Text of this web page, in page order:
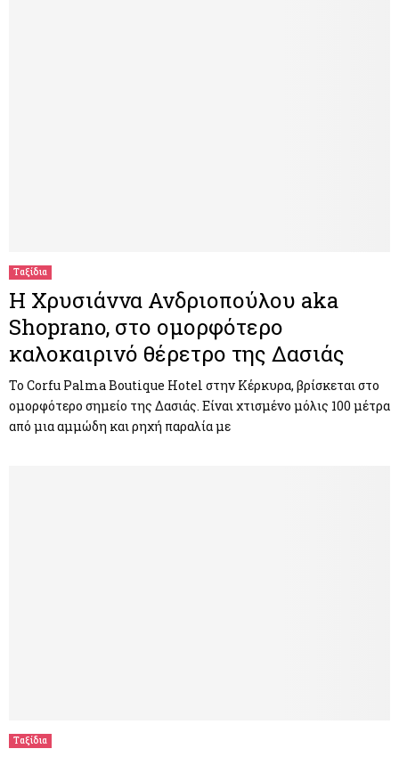
Ταξίδια
Η Χρυσιάννα Ανδριοπούλου aka
Shoprano, στο ομορφότερο
καλοκαιρινό θέρετρο της Δασιάς
Το Corfu Palma Boutique Hotel στην Κέρκυρα, βρίσκεται στο
ομορφότερο σημείο της Δασιάς. Είναι χτισμένο μόλις 100 μέτρα
από μια αμμώδη και ρηχή παραλία με
Ταξίδια